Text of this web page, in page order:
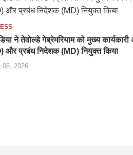
ने तेवोल्डे गेब्रेमरियाम को मुख्य कार्यकारी
और प्रबंध निदेशक (MD) नियुक्त किया
06, 2026